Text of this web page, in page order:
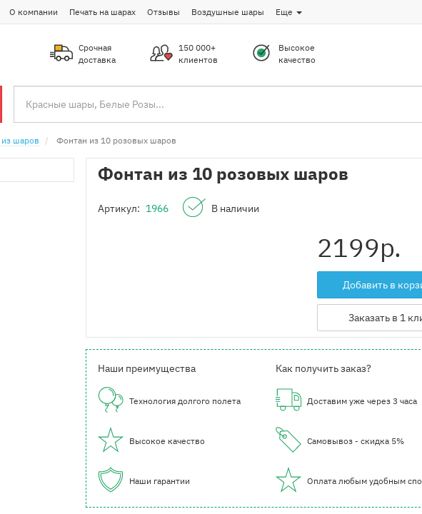
О компании Печать на шарах Отзывы Воздушные шары Еще
Срочная
доставка
150 000+
клиентов
Высокое
качество
шаров Фонтан из 10 розовых шаров
Фонтан из 10 розовых шаров
Артикул: 1966 В наличии
2199р.
Добавить в
Заказать в 1
Наши преимущества
Технология долгого полета
Высокое качество
Наши гарантии
Как получить заказ?
Доставим уже через 3 часа
Самовывоз - скидка 5%
Оплата любым удобным